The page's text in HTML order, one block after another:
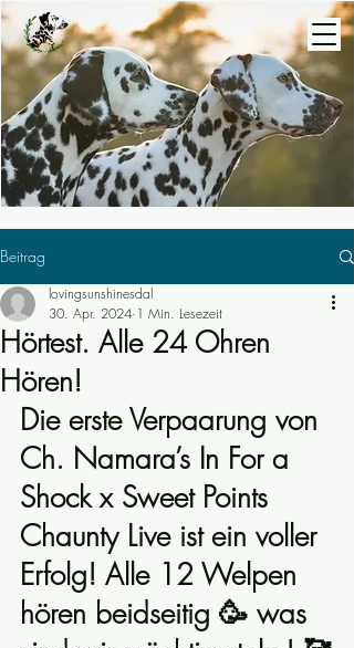
Beitrag
Hörtest. Alle 24 Ohren
Hören!
lovingsunshinesdal
30. Apr. 2024 1 Min. Lesezeit
Die erste Verpaarung von
Ch. Namara’s In For a
Shock x Sweet Points
Chaunty Live ist ein voller
Erfolg! Alle 12 Welpen
hören beidseitig 🥳 was